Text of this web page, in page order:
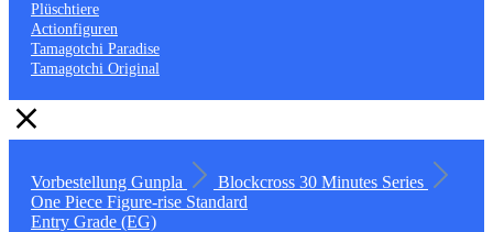
Plüschtiere
Actionfiguren
Tamagotchi Paradise
Tamagotchi Original
Vorbestellung Gunpla Blockcross 30 Minutes Series
One Piece Figure-rise Standard
Entry Grade (EG)